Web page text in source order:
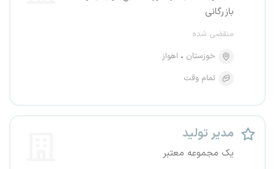
بازرگانی
منقضی شده
خوزستان
اهواز
تمام وقت
مدیر تولید
یک مجموعه معتبر